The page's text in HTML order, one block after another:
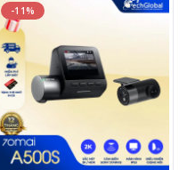
-11%